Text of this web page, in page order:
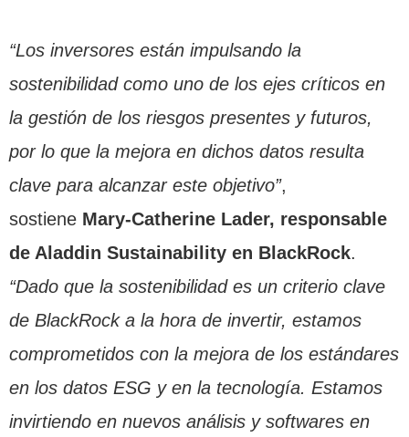
“Los inversores están impulsando la
sostenibilidad como uno de los ejes críticos en
la gestión de los riesgos presentes y futuros,
por lo que la mejora en dichos datos resulta
clave para alcanzar este objetivo”,
sostiene Mary-Catherine Lader, responsable
de Aladdin Sustainability en BlackRock.
“Dado que la sostenibilidad es un criterio clave
de BlackRock a la hora de invertir, estamos
comprometidos con la mejora de los estándares
en los datos ESG y en la tecnología. Estamos
invirtiendo en nuevos análisis y softwares en